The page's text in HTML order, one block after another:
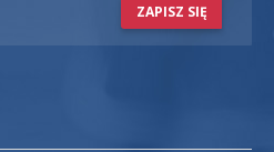
ZAPISZ SIĘ